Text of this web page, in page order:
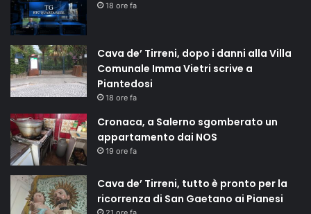
18 ore fa
Cava de’ Tirreni, dopo i danni alla Villa
Comunale Imma Vietri scrive a
Piantedosi
18 ore fa
Cronaca, a Salerno sgomberato un
appartamento dai NOS
19 ore fa
Cava de’ Tirreni, tutto è pronto per la
ricorrenza di San Gaetano ai Pianesi